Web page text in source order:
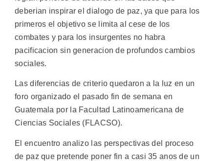
deberian inspirar el dialogo de paz, ya que para los
primeros el objetivo se limita al cese de los
combates y para los insurgentes no habra
pacificacion sin generacion de profundos cambios
sociales.
Las diferencias de criterio quedaron a la luz en un
foro organizado el pasado fin de semana en
Guatemala por la Facultad Latinoamericana de
Ciencias Sociales (FLACSO).
El encuentro analizo las perspectivas del proceso
de paz que pretende poner fin a casi 35 anos de un